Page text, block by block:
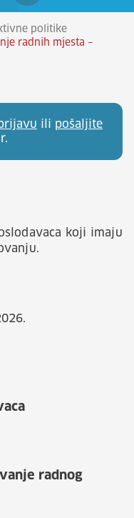
politike
radnih mjesta –
ili pošaljite
koji imaju
radnog